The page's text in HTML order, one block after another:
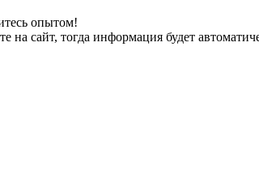
опытом!
сайт, тогда информация будет